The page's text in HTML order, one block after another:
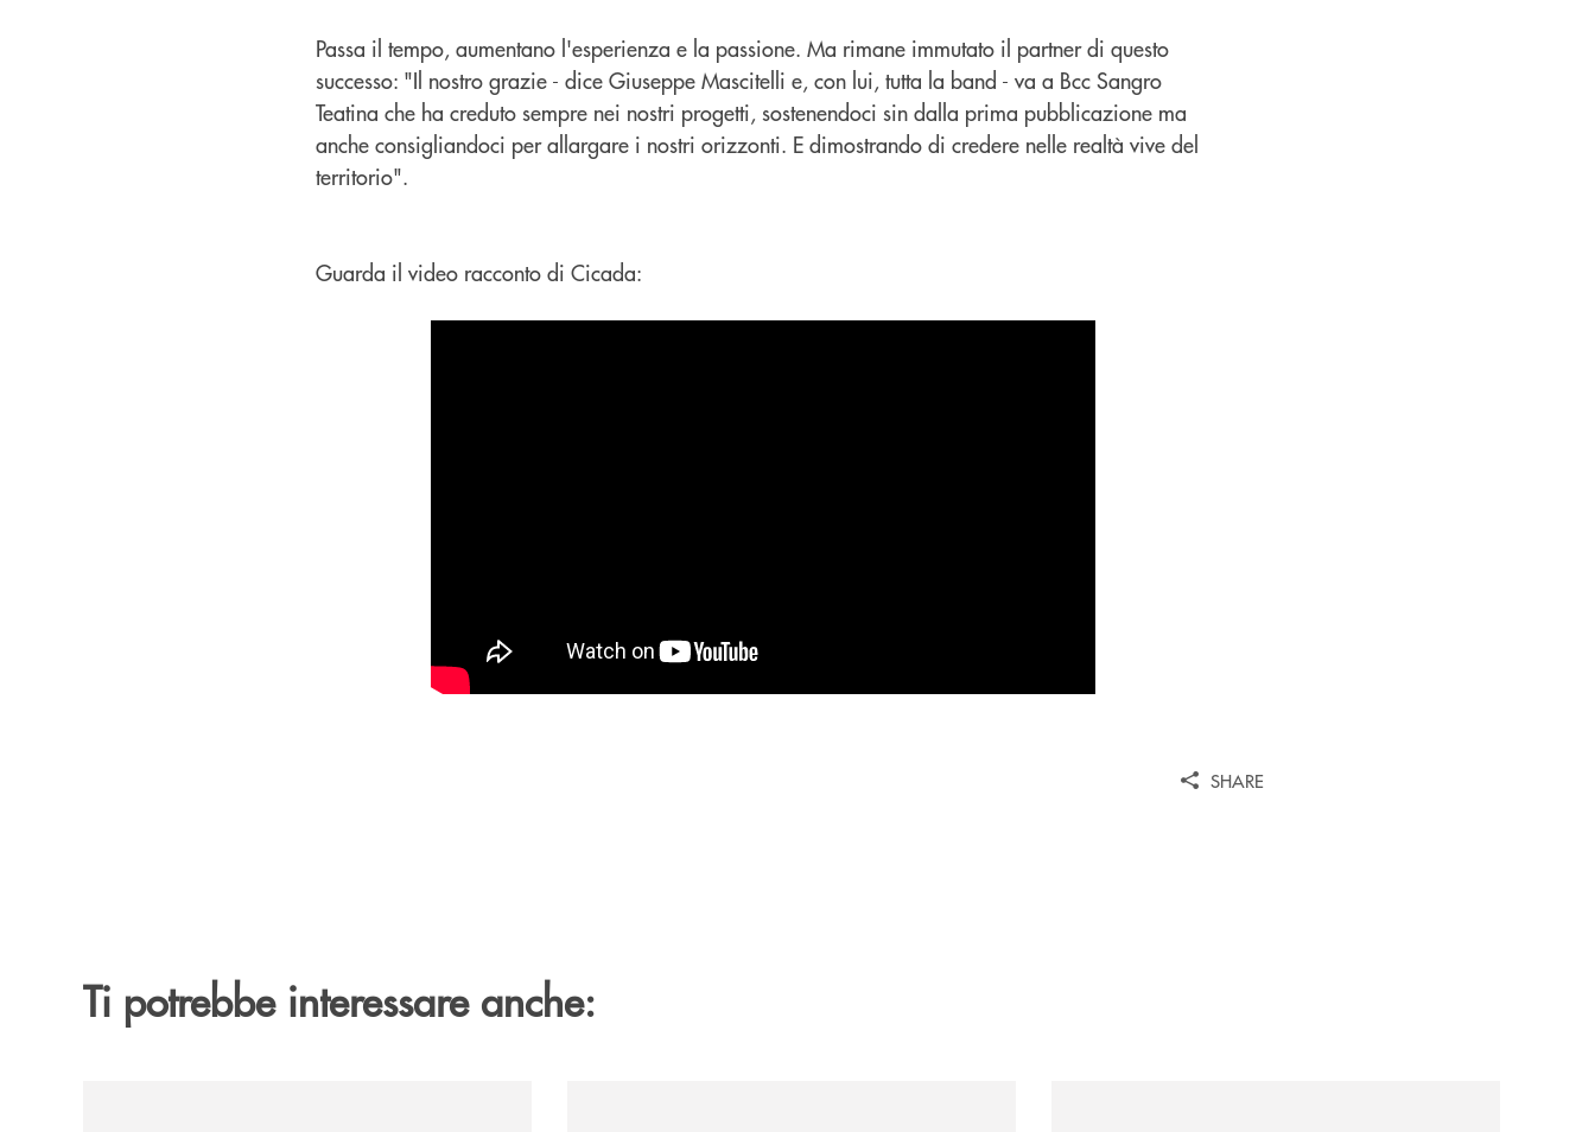
Passa il tempo, aumentano l'esperienza e la passione. Ma rimane immutato il partner di questo
successo: "Il nostro grazie - dice Giuseppe Mascitelli e, con lui, tutta la band - va a Bcc Sangro
Teatina che ha creduto sempre nei nostri progetti, sostenendoci sin dalla prima pubblicazione ma
anche consigliandoci per allargare i nostri orizzonti. E dimostrando di credere nelle realtà vive del
territorio".
Guarda il video racconto di Cicada:
SHARE
Ti potrebbe interessare anche: